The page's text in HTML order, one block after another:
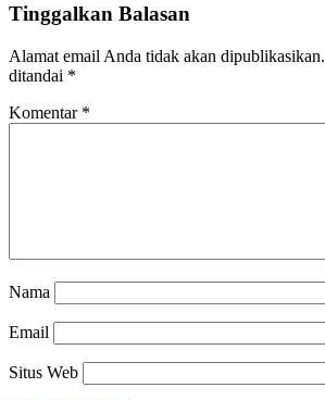
Tinggalkan Balasan
Alamat email Anda tidak akan dipublikasikan.
ditandai *
Komentar *
Nama
Email
Situs Web